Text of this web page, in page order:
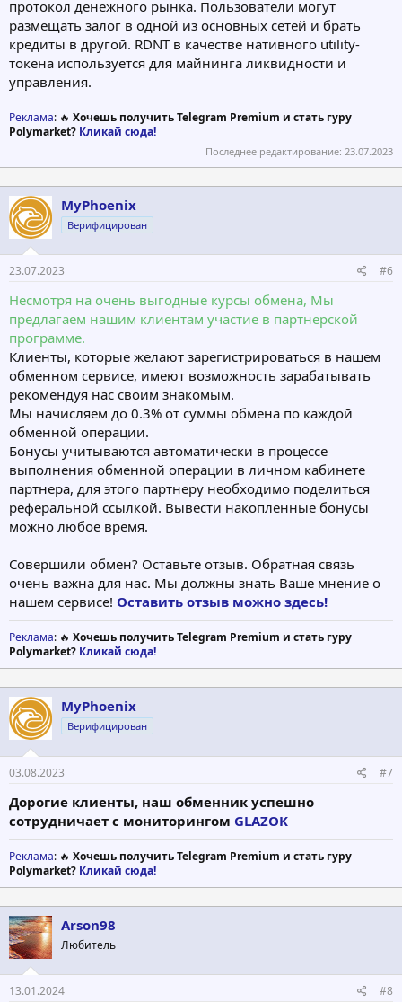
протокол денежного рынка. Пользователи могут
размещать залог в одной из основных сетей и брать
кредиты в другой. RDNT в качестве нативного utility-
токена используется для майнинга ликвидности и
управления.
Реклама: 🔥 Хочешь получить Telegram Premium и стать гуру
Polymarket? Кликай сюда!
Последнее редактирование: 23.07.2023
MyPhoenix
Верифицирован
23.07.2023 #6
Несмотря на очень выгодные курсы обмена, Мы
предлагаем нашим клиентам участие в партнерской
программе.
Клиенты, которые желают зарегистрироваться в нашем
обменном сервисе, имеют возможность зарабатывать
рекомендуя нас своим знакомым.
Мы начисляем до 0.3% от суммы обмена по каждой
обменной операции.
Бонусы учитываются автоматически в процессе
выполнения обменной операции в личном кабинете
партнера, для этого партнеру необходимо поделиться
реферальной ссылкой. Вывести накопленные бонусы
можно любое время.
Совершили обмен? Оставьте отзыв. Обратная связь
очень важна для нас. Мы должны знать Ваше мнение о
нашем сервисе! Оставить отзыв можно здесь!
Реклама: 🔥 Хочешь получить Telegram Premium и стать гуру
Polymarket? Кликай сюда!
MyPhoenix
Верифицирован
03.08.2023 #7
Дорогие клиенты, наш обменник успешно
сотрудничает с мониторингом GLAZOK
Реклама: 🔥 Хочешь получить Telegram Premium и стать гуру
Polymarket? Кликай сюда!
Arson98
Любитель
13.01.2024 #8